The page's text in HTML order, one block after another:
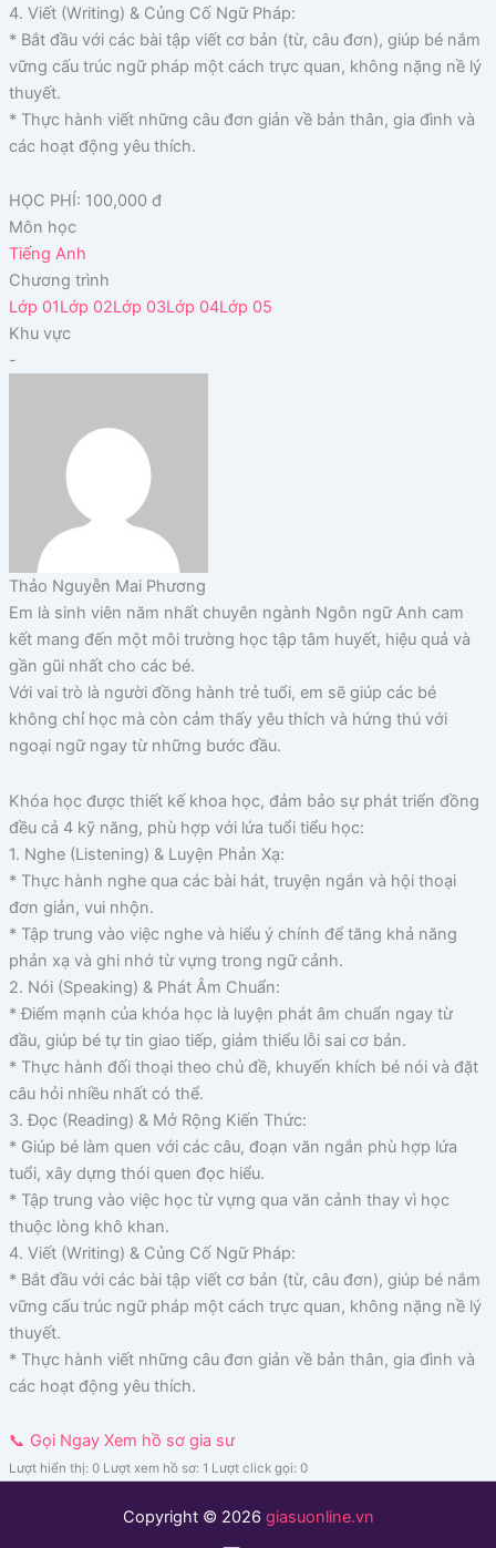
4. Viết (Writing) & Củng Cố Ngữ Pháp:
* Bắt đầu với các bài tập viết cơ bản (từ, câu đơn), giúp bé nắm
vững cấu trúc ngữ pháp một cách trực quan, không nặng nề lý
thuyết.
* Thực hành viết những câu đơn giản về bản thân, gia đình và
các hoạt động yêu thích.
HỌC PHÍ: 100,000 đ
Môn học
Tiếng Anh
Chương trình
Lớp 01Lớp 02Lớp 03Lớp 04Lớp 05
Khu vực
-
Thảo Nguyễn Mai Phương
Em là sinh viên năm nhất chuyên ngành Ngôn ngữ Anh cam
kết mang đến một môi trường học tập tâm huyết, hiệu quả và
gần gũi nhất cho các bé.
Với vai trò là người đồng hành trẻ tuổi, em sẽ giúp các bé
không chỉ học mà còn cảm thấy yêu thích và hứng thú với
ngoại ngữ ngay từ những bước đầu.
Khóa học được thiết kế khoa học, đảm bảo sự phát triển đồng
đều cả 4 kỹ năng, phù hợp với lứa tuổi tiểu học:
1. Nghe (Listening) & Luyện Phản Xạ:
* Thực hành nghe qua các bài hát, truyện ngắn và hội thoại
đơn giản, vui nhộn.
* Tập trung vào việc nghe và hiểu ý chính để tăng khả năng
phản xạ và ghi nhớ từ vựng trong ngữ cảnh.
2. Nói (Speaking) & Phát Âm Chuẩn:
* Điểm mạnh của khóa học là luyện phát âm chuẩn ngay từ
đầu, giúp bé tự tin giao tiếp, giảm thiểu lỗi sai cơ bản.
* Thực hành đối thoại theo chủ đề, khuyến khích bé nói và đặt
câu hỏi nhiều nhất có thể.
3. Đọc (Reading) & Mở Rộng Kiến Thức:
* Giúp bé làm quen với các câu, đoạn văn ngắn phù hợp lứa
tuổi, xây dựng thói quen đọc hiểu.
* Tập trung vào việc học từ vựng qua văn cảnh thay vì học
thuộc lòng khô khan.
4. Viết (Writing) & Củng Cố Ngữ Pháp:
* Bắt đầu với các bài tập viết cơ bản (từ, câu đơn), giúp bé nắm
vững cấu trúc ngữ pháp một cách trực quan, không nặng nề lý
thuyết.
* Thực hành viết những câu đơn giản về bản thân, gia đình và
các hoạt động yêu thích.
📞 Gọi Ngay Xem hồ sơ gia sư
Lượt hiển thị: 0 Lượt xem hồ sơ: 1 Lượt click gọi: 0
Copyright © 2026 giasuonline.vn